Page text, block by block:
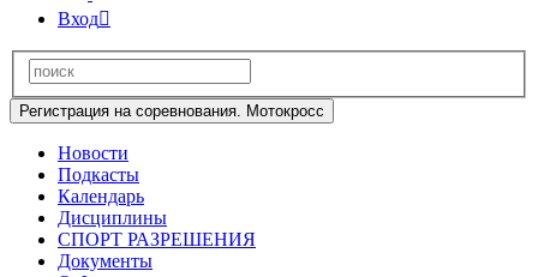
Вход
Регистрация на соревнования. Мотокросс
Новости
Подкасты
Календарь
Дисциплины
СПОРТ РАЗРЕШЕНИЯ
Документы